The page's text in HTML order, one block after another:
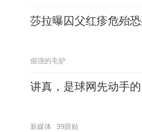
莎拉曝囚父红疹危殆
倔强的毛驴
讲真，是球网先动手的
新媒体 39跟贴